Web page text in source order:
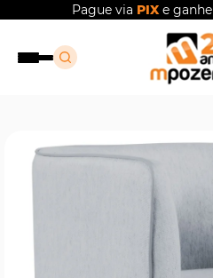
Pague via PIXe ganhe